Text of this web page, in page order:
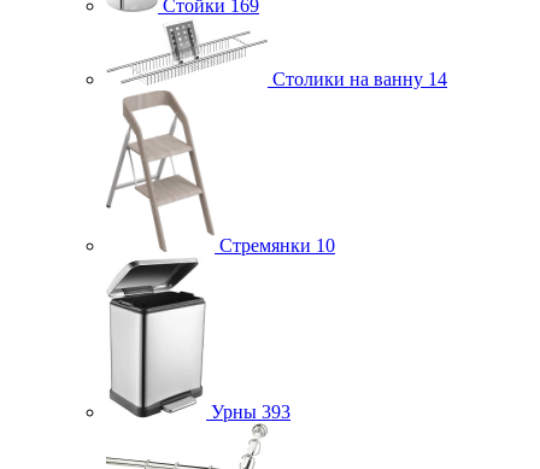
Стойки 169
Столики на ванну 14
Стремянки 10
Урны 393